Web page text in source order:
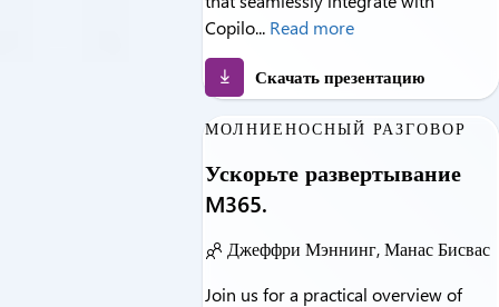
Copilo... Read more
Скачать презентацию
МОЛНИЕНОСНЫЙ РАЗГОВОР
Ускорьте развертывание
M365.
Джеффри Мэннинг, Манас Бисвас
Join us for a practical overview of